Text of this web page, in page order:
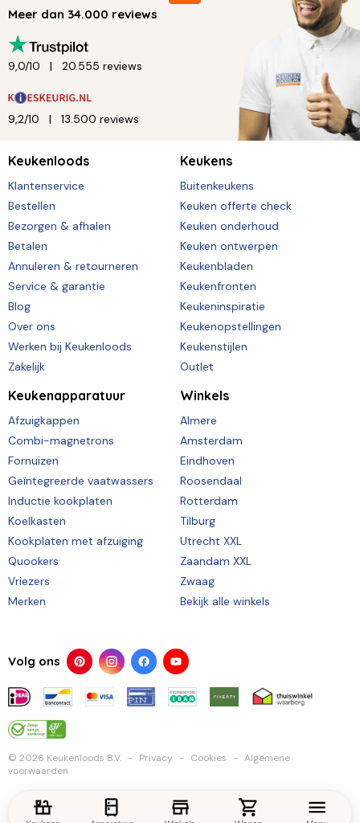
Meer dan 34.000 reviews
9,0/10 20.555 reviews
9,2/10 13.500 reviews
Keukenloods
Klantenservice
Bestellen
Bezorgen & afhalen
Betalen
Annuleren & retourneren
Service & garantie
Blog
Over ons
Werken bij Keukenloods
Zakelijk
Keukens
Buitenkeukens
Keuken offerte check
Keuken onderhoud
Keuken ontwerpen
Keukenbladen
Keukenfronten
Keukeninspiratie
Keukenopstellingen
Keukenstijlen
Outlet
Keukenapparatuur
Afzuigkappen
Combi-magnetrons
Fornuizen
Geïntegreerde vaatwassers
Inductie kookplaten
Koelkasten
Kookplaten met afzuiging
Quookers
Vriezers
Merken
Winkels
Almere
Amsterdam
Eindhoven
Roosendaal
Rotterdam
Tilburg
Utrecht XXL
Zaandam XXL
Zwaag
Bekijk alle winkels
Volg ons
© 2026 Keukenloods B.V. Privacy Cookies
Algemene
voorwaarden